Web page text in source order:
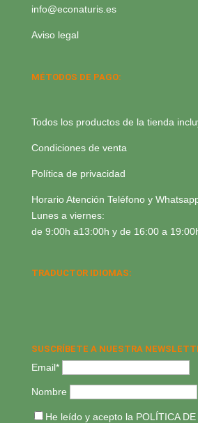
info@econaturis.es
Aviso legal
MÉTODOS DE PAGO:
Todos los productos de la tienda
Condiciones de venta
Política de privacidad
Horario Atención Teléfono y
Lunes a viernes:
de 9:00h a13:00h y de 16:00 a
TRADUCTOR IDIOMAS:
SUSCRÍBETE A NUESTRA
Email*
Nombre
He leído y acepto la POLÍTICA